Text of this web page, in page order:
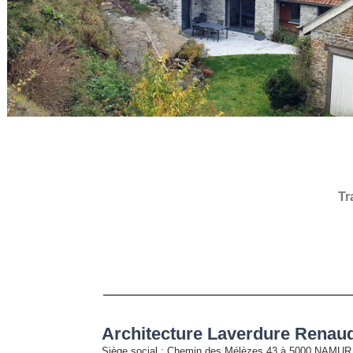
Architecture Laverdure